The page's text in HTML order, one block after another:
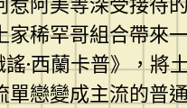
稀罕哥組合帶來
·西蘭卡普》，將
戀變成主流的普